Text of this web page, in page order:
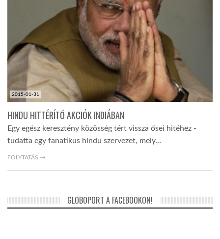
AUSZTRÁLIA
A VILÁG ITTHON
GLOBOTV BP
HÍR3D
2015-01-31
HINDU HITTÉRÍTŐ AKCIÓK INDIÁBAN
Egy egész keresztény közösség tért vissza ősei hitéhez -
tudatta egy fanatikus hindu szervezet, mely…
FOLYTATÁS →
GLOBOPORT A FACEBOOKON!